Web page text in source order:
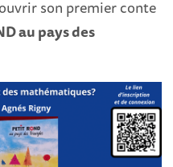
son premier conte
au pays des